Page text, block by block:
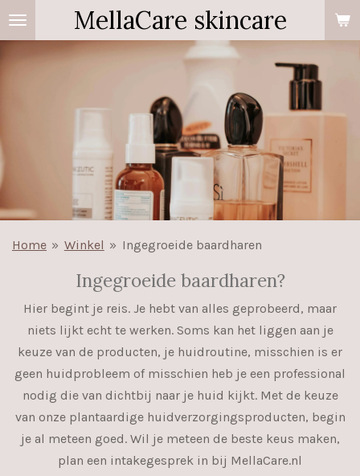
Ga
direct
hoofdinhoud
MellaCare skincare
Home » Winkel » Ingegroeide baardharen
Ingegroeide baardharen?
Hier begint je reis. Je hebt van alles geprobeerd, maar
niets lijkt echt te werken. Soms kan het liggen aan je
keuze van de producten, je huidroutine, misschien is er
geen huidprobleem of misschien heb je een professional
nodig die van dichtbij naar je huid kijkt. Met de keuze
van onze plantaardige huidverzorgingsproducten, begin
je al meteen goed. Wil je meteen de beste keus maken,
plan een intakegesprek in bij MellaCare.nl